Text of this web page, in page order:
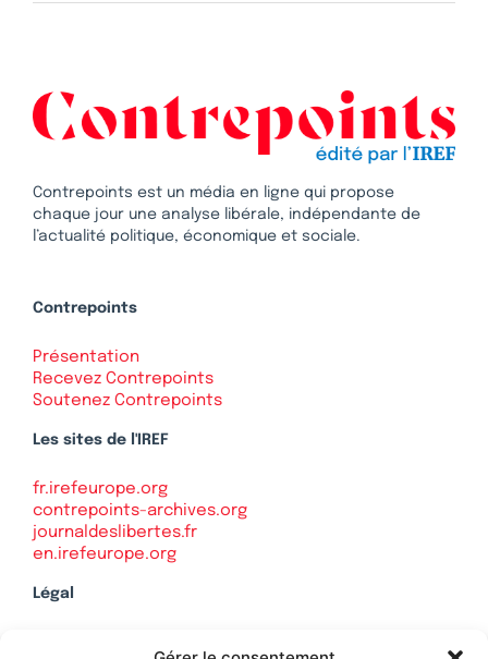
Contrepoints est un média en ligne qui propose
chaque jour une analyse libérale, indépendante de
l’actualité politique, économique et sociale.
Contrepoints
Présentation
Recevez Contrepoints
Soutenez Contrepoints
Les sites de l'IREF
fr.irefeurope.org
contrepoints-archives.org
journaldeslibertes.fr
en.irefeurope.org
Légal